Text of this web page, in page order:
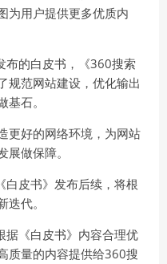
为用户提供更多优质内
布的白皮书，《360搜索
规范网站建设，优化输出
石。
更好的网络环境，为网站
做保障。
皮书》发布后续，将根
代。
《白皮书》内容合理优
质量的内容提供给360搜